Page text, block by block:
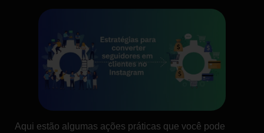
Aqui estão algumas ações práticas que você pode